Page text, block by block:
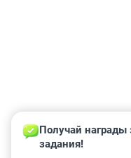
Получай
задания!